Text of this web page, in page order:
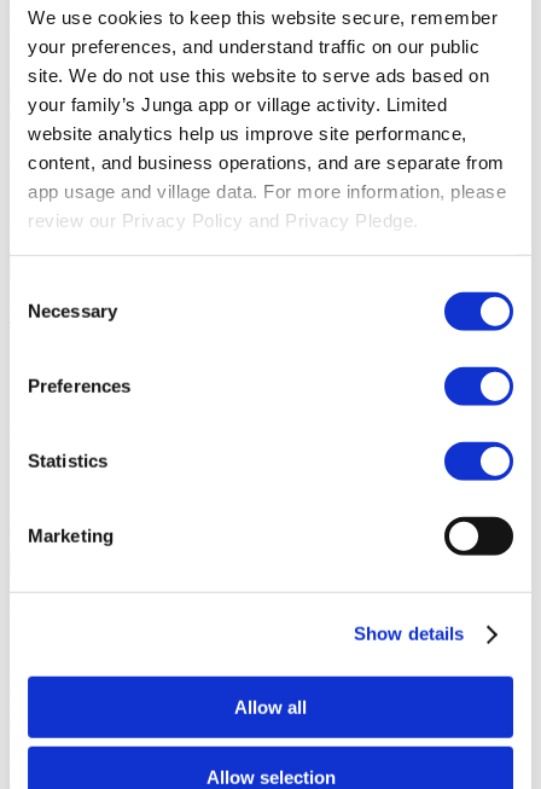
We use cookies to keep this website secure, remember
your preferences, and understand traffic on our public
site. We do not use this website to serve ads based on
your family’s Junga app or village activity. Limited
website analytics help us improve site performance,
content, and business operations, and are separate from
app usage and village data. For more information, please
review our Privacy Policy and Privacy Pledge.
Selection
Necessary
Preferences
Statistics
Marketing
Show details
Allow all
Allow selection
Descubra
Base De Conocimientos
Descubre cómo sacar el máximo partido
a tu experiencia Junga.
ConectarHablemos sobre cómo puedes
aprovechar Junga para mejorar tus rutinas diarias.
Recursos
Compromiso De Privacidad
Conozca nuestro compromiso con la
privacidad.
AccesibilidadNuestro objetivo es proporcionar acceso
Únete a Junga
Junga Contra Greenlight
Descubre en qué se parecen y en qué se
diferencian estas dos plataformas.
Únete a Junga
plataformas sean rivales en el mercado, no competidores directos.
Todos los derechos de autor y marcas registradas pertenecen a sus
respectivos propietarios.